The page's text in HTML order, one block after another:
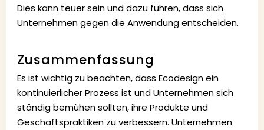
Dies kann teuer sein und dazu führen, dass sich
Unternehmen gegen die Anwendung entscheiden.
Zusammenfassung
Es ist wichtig zu beachten, dass Ecodesign ein
kontinuierlicher Prozess ist und Unternehmen sich
ständig bemühen sollten, ihre Produkte und
Geschäftspraktiken zu verbessern. Unternehmen